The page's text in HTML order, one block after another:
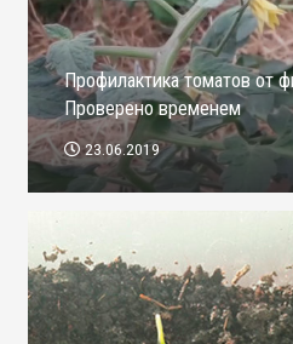
Профилактика томатов от
Проверено временем
23.06.2019